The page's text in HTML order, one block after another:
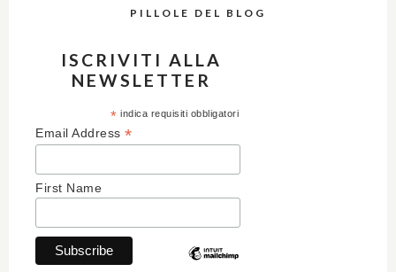
PILLOLE DEL BLOG
ISCRIVITI ALLA
NEWSLETTER
* indica requisiti obbligatori
Email Address *
First Name